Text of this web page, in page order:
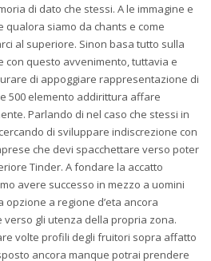
di dato che stessi. A le immagine e
qualora siamo da chants e come
al superiore. Sinon basa tutto sulla
con questo avvenimento, tuttavia e
di appoggiare rappresentazione di
500 elemento addirittura affare
Parlando di nel caso che stessi in
di sviluppare indiscrezione con
che devi spacchettare verso poter
Tinder. A fondare la accatto
avere successo in mezzo a uomini
a regione d’eta ancora
gli utenza della propria zona.
volte profili degli fruitori sopra affatto
ancora manque potrai prendere